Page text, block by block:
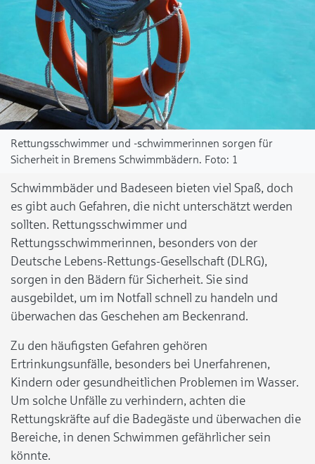
Rettungsschwimmer und -schwimmerinnen sorgen für
Sicherheit in Bremens Schwimmbädern.
1
Schwimmbäder und Badeseen bieten viel Spaß, doch
es gibt auch Gefahren, die nicht unterschätzt werden
sollten. Rettungsschwimmer und
Rettungsschwimmerinnen, besonders von der
Deutsche Lebens-Rettungs-Gesellschaft (DLRG),
sorgen in den Bädern für Sicherheit. Sie sind
ausgebildet, um im Notfall schnell zu handeln und
überwachen das Geschehen am Beckenrand.
Zu den häufigsten Gefahren gehören
Ertrinkungsunfälle, besonders bei Unerfahrenen,
Kindern oder gesundheitlichen Problemen im Wasser.
Um solche Unfälle zu verhindern, achten die
Rettungskräfte auf die Badegäste und überwachen die
Bereiche, in denen Schwimmen gefährlicher sein
könnte.